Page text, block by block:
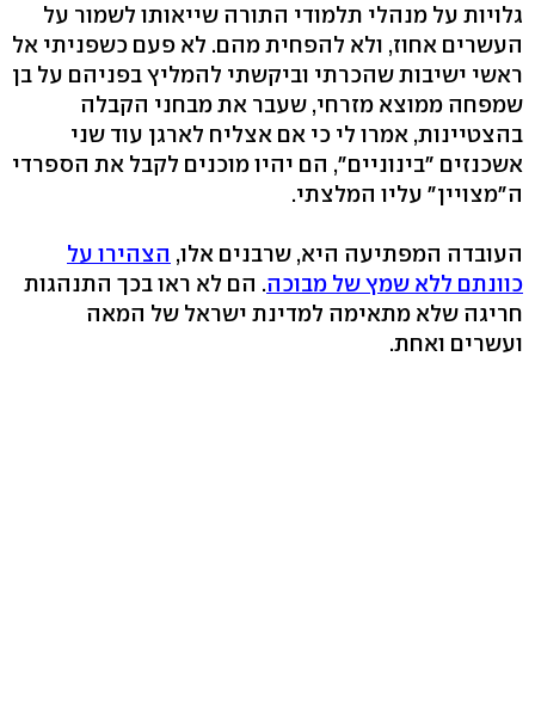
גלויות על מנהלי תלמודי התורה שייאותו לשמור על
העשרים אחוז, ולא להפחית מהם. לא פעם כשפניתי אל
ראשי ישיבות שהכרתי וביקשתי להמליץ בפניהם על בן
שמפחה ממוצא מזרחי, שעבר את מבחני הקבלה
בהצטיינות, אמרו לי כי אם אצליח לארגן עוד שני
אשכנזים "בינוניים", הם יהיו מוכנים לקבל את הספרדי
ה"מצויין" עליו המלצתי.
העובדה המפתיעה היא, שרבנים אלו, הצהירו על
כוונתם ללא שמץ של מבוכה. הם לא ראו בכך התנהגות
חריגה שלא מתאימה למדינת ישראל של המאה
ועשרים ואחת.